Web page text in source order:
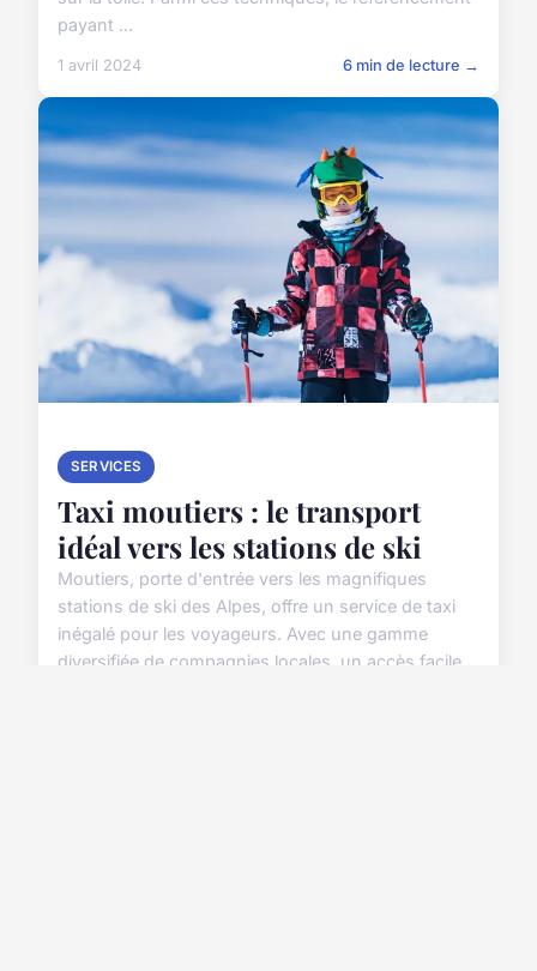
payant ...
1 avril 2024 6 min de lecture →
SERVICES
Taxi moutiers : le transport
idéal vers les stations de ski
Moutiers, porte d'entrée vers les magnifiques
stations de ski des Alpes, offre un service de taxi
inégalé pour les voyageurs. Avec une gamme
diversifiée de compagnies locales, un accès facile